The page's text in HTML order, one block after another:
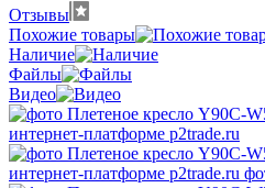
Отзывы
Похожие товары
Наличие
Файлы
Видео